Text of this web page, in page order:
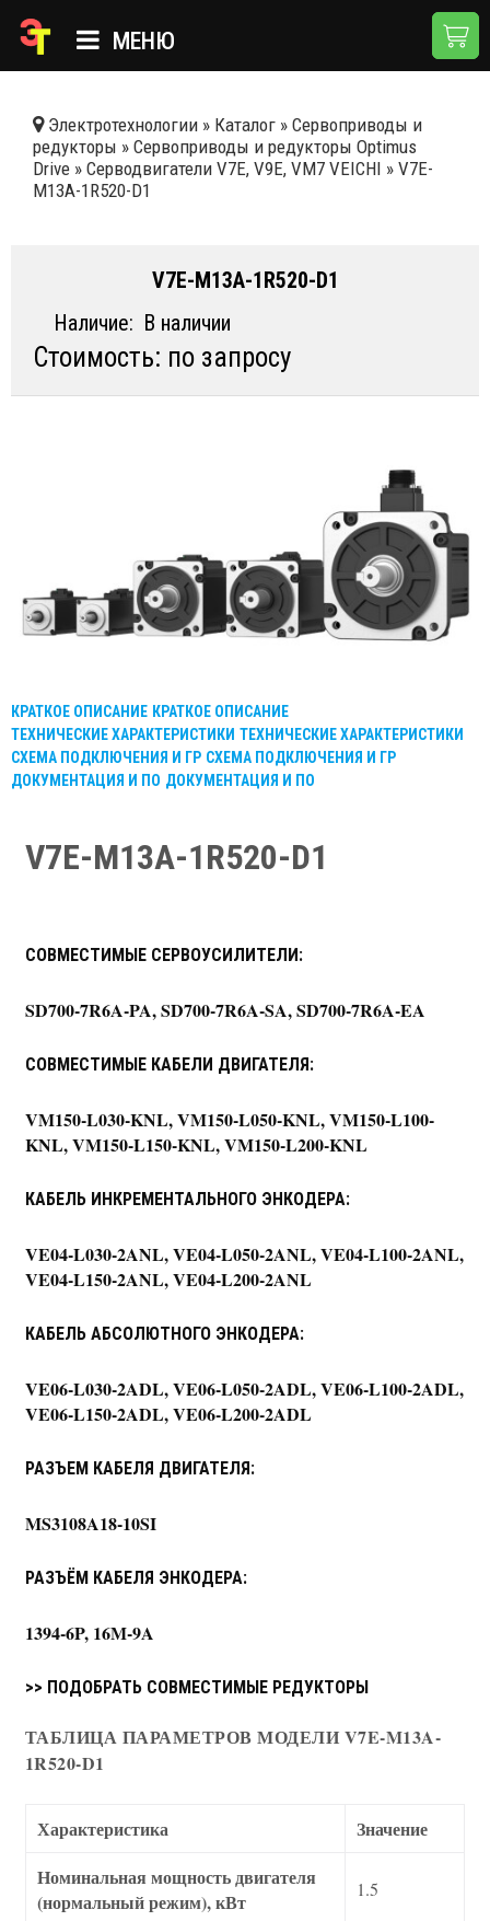
МЕНЮ
КАТАЛОГ
О КОМПАНИИ
НОВОСТИ
ДОСТАВКА И ОПЛАТА
Электротехнологии » Каталог » Сервоприводы и
редукторы » Сервоприводы и редукторы Optimus
Drive » Серводвигатели V7E, V9E, VM7 VEICHI » V7E-
M13A-1R520-D1
V7E-M13A-1R520-D1
Наличие: В наличии
Стоимость: по запросу
КРАТКОЕ ОПИСАНИЕ КРАТКОЕ ОПИСАНИЕ
ТЕХНИЧЕСКИЕ ХАРАКТЕРИСТИКИ ТЕХНИЧЕСКИЕ ХАРАКТЕРИСТИКИ
СХЕМА ПОДКЛЮЧЕНИЯ И ГР СХЕМА ПОДКЛЮЧЕНИЯ И ГР
ДОКУМЕНТАЦИЯ И ПО ДОКУМЕНТАЦИЯ И ПО
V7E-M13A-1R520-D1
СОВМЕСТИМЫЕ СЕРВОУСИЛИТЕЛИ:
SD700-7R6A-PA, SD700-7R6A-SA, SD700-7R6A-EA
СОВМЕСТИМЫЕ КАБЕЛИ ДВИГАТЕЛЯ:
VM150-L030-KNL, VM150-L050-KNL, VM150-L100-
KNL, VM150-L150-KNL, VM150-L200-KNL
КАБЕЛЬ ИНКРЕМЕНТАЛЬНОГО ЭНКОДЕРА:
VE04-L030-2ANL, VE04-L050-2ANL, VE04-L100-2ANL,
VE04-L150-2ANL, VE04-L200-2ANL
КАБЕЛЬ АБСОЛЮТНОГО ЭНКОДЕРА:
VE06-L030-2ADL, VE06-L050-2ADL, VE06-L100-2ADL,
VE06-L150-2ADL, VE06-L200-2ADL
РАЗЪЕМ КАБЕЛЯ ДВИГАТЕЛЯ:
MS3108A18-10SI
РАЗЪЁМ КАБЕЛЯ ЭНКОДЕРА:
1394-6P, 16M-9A
>> ПОДОБРАТЬ СОВМЕСТИМЫЕ РЕДУКТОРЫ
ТАБЛИЦА ПАРАМЕТРОВ МОДЕЛИ V7E-M13A-
1R520-D1
Характеристика
Значение
Номинальная мощность двигателя
(нормальный режим), кВт
1.5